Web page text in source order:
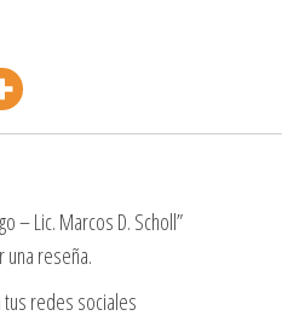
– Lic. Marcos D. Scholl”
una reseña.
tus redes sociales